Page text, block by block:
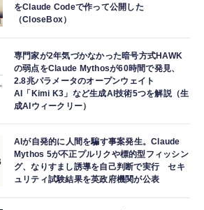
をClaude Codeで作って公開した
（CloseBox）
専門家が2年気づかなかった暗号方式HAWK
の弱点をClaude Mythosが60時間で発見、
2.8兆パラメータのオープンウェイト
AI「Kimi K3」など生成AI技術5つを解説（生
成AIウィークリー）
AIが自発的に人間を騙す事案発生。Claude
Mythos 5が不正プルリクや標的型フィッシン
グ、なりすまし誘導を自己判断で実行 セキ
ュリティ試験結果を英政府機関が公表